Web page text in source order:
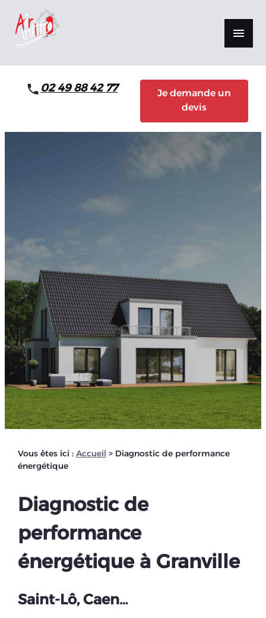
menu
02 49 88 42 77
Je demande un
devis
Vous êtes ici : Accueil > Diagnostic de performance
énergétique
Diagnostic de
performance
énergétique à Granville
Saint-Lô, Caen…
Panneau de gestion des cookies